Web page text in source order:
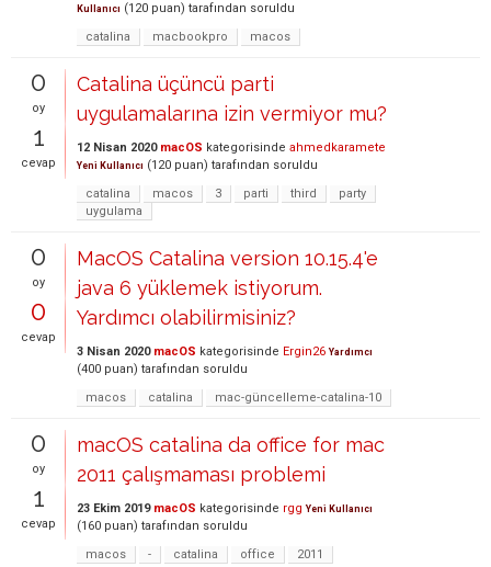
Kullanıcı (120 puan) tarafından soruldu
catalina
macbookpro macos
0
oy
1
cevap
Catalina üçüncü parti
uygulamalarına izin vermiyor mu?
12 Nisan 2020 macOS kategorisinde ahmedkaramete
Yeni Kullanıcı (120 puan) tarafından soruldu
catalina
macos 3 parti third
party
uygulama
0
oy
0
cevap
MacOS Catalina version 10.15.4'e
java 6 yüklemek istiyorum.
Yardımcı olabilirmisiniz?
3 Nisan 2020 macOS kategorisinde Ergin26 Yardımcı
(400 puan) tarafından soruldu
macos
catalina mac-güncelleme-catalina-10
0
oy
1
cevap
macOS catalina da office for mac
2011 çalışmaması problemi
23 Ekim 2019 macOS kategorisinde rgg Yeni Kullanıcı
(160 puan) tarafından soruldu
macos
- catalina office 2011